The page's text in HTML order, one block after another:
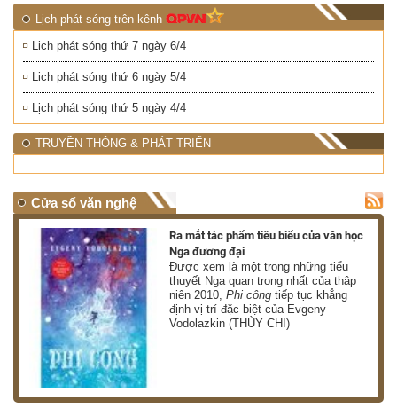
Lịch phát sóng trên kênh
Lịch phát sóng thứ 7 ngày 6/4
Lịch phát sóng thứ 6 ngày 5/4
Lịch phát sóng thứ 5 ngày 4/4
TRUYỀN THÔNG & PHÁT TRIỂN
Cửa sổ văn nghệ
Ra mắt tác phẩm tiêu biểu của văn học
Nga đương đại
Được xem là một trong những tiểu
thuyết Nga quan trọng nhất của thập
niên 2010,Phi công tiếp tục khẳng
định vị trí đặc biệt của Evgeny
Vodolazkin (THÙY CHI)